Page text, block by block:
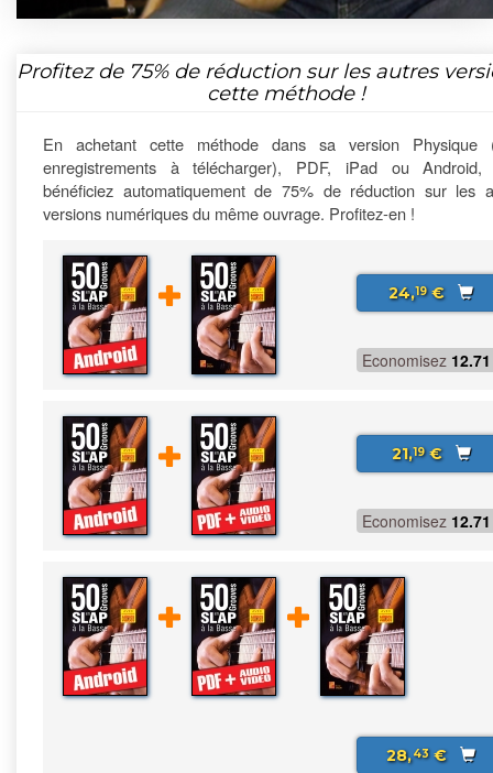
Profitez de 75%de réduction sur les autres
cette méthode !
En achetant cette méthode dans sa version Physique
enregistrements à télécharger), PDF, iPad ou Android,
bénéficiez automatiquement de 75% de réduction sur les
versions numériques du même ouvrage. Profitez-en !
24,19€
Economisez 12.71
21,19€
Economisez 12.71
28,43€